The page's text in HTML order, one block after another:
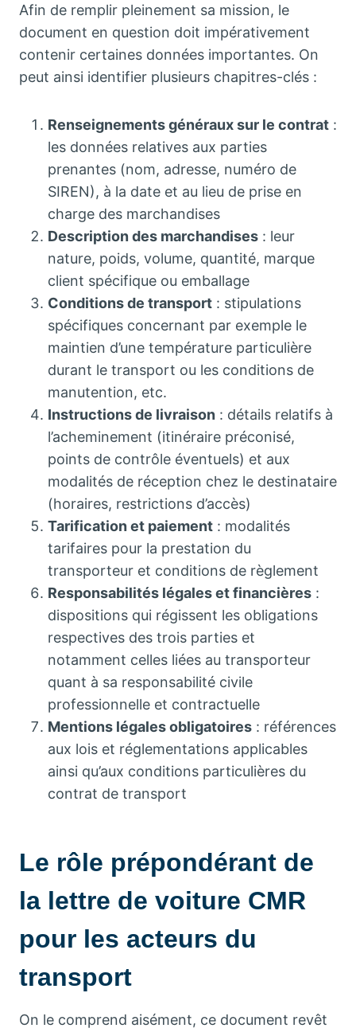
Afin de remplir pleinement sa mission, le
document en question doit impérativement
contenir certaines données importantes. On
peut ainsi identifier plusieurs chapitres-clés :
Renseignements généraux sur le contrat :
les données relatives aux parties
prenantes (nom, adresse, numéro de
SIREN), à la date et au lieu de prise en
charge des marchandises
Description des marchandises : leur
nature, poids, volume, quantité, marque
client spécifique ou emballage
Conditions de transport : stipulations
spécifiques concernant par exemple le
maintien d’une température particulière
durant le transport ou les conditions de
manutention, etc.
Instructions de livraison : détails relatifs à
l’acheminement (itinéraire préconisé,
points de contrôle éventuels) et aux
modalités de réception chez le destinataire
(horaires, restrictions d’accès)
Tarification et paiement : modalités
tarifaires pour la prestation du
transporteur et conditions de règlement
Responsabilités légales et financières :
dispositions qui régissent les obligations
respectives des trois parties et
notamment celles liées au transporteur
quant à sa responsabilité civile
professionnelle et contractuelle
Mentions légales obligatoires : références
aux lois et réglementations applicables
ainsi qu’aux conditions particulières du
contrat de transport
Le rôle prépondérant de
la lettre de voiture CMR
pour les acteurs du
transport
On le comprend aisément, ce document revêt